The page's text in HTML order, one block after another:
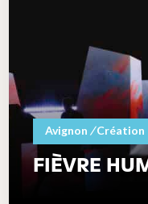
Avignon /Création
FIÈVRE